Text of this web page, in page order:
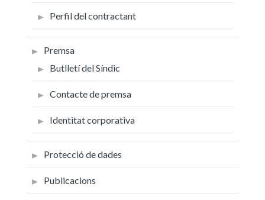
Perfil del contractant
Premsa
Butlletí del Síndic
Contacte de premsa
Identitat corporativa
Protecció de dades
Publicacions